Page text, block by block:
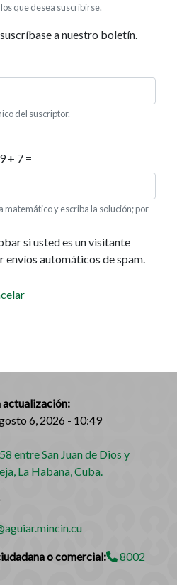
que desea suscribirse.
a nuestro boletín.
del suscriptor.
9 + 7 =
matemático y escriba la solución; por
si usted es un visitante
envíos automáticos de spam.
6, 2026 - 10:49
entre San Juan de Dios y
La Habana, Cuba.
o comercial:
8002